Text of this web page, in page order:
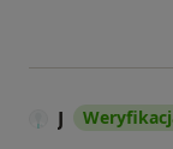
J